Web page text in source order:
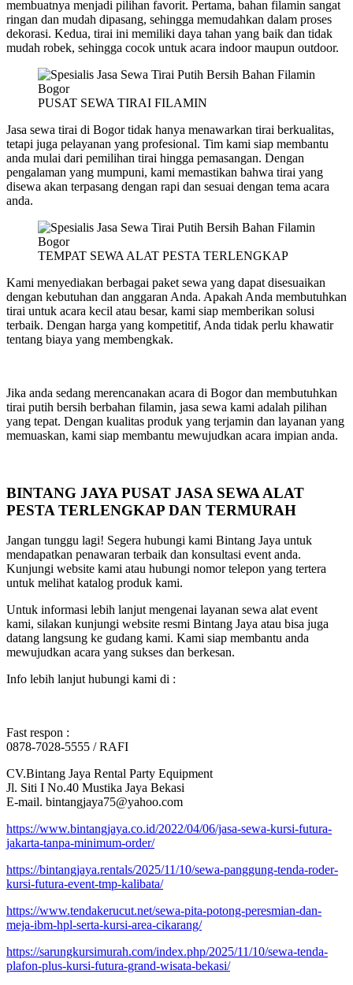
membuatnya menjadi pilihan favorit. Pertama, bahan filamin sangat
ringan dan mudah dipasang, sehingga memudahkan dalam proses
dekorasi. Kedua, tirai ini memiliki daya tahan yang baik dan tidak
mudah robek, sehingga cocok untuk acara indoor maupun outdoor.
PUSAT SEWA TIRAI FILAMIN
Jasa sewa tirai di Bogor tidak hanya menawarkan tirai berkualitas,
tetapi juga pelayanan yang profesional. Tim kami siap membantu
anda mulai dari pemilihan tirai hingga pemasangan. Dengan
pengalaman yang mumpuni, kami memastikan bahwa tirai yang
disewa akan terpasang dengan rapi dan sesuai dengan tema acara
anda.
TEMPAT SEWA ALAT PESTA TERLENGKAP
Kami menyediakan berbagai paket sewa yang dapat disesuaikan
dengan kebutuhan dan anggaran Anda. Apakah Anda membutuhkan
tirai untuk acara kecil atau besar, kami siap memberikan solusi
terbaik. Dengan harga yang kompetitif, Anda tidak perlu khawatir
tentang biaya yang membengkak.
Jika anda sedang merencanakan acara di Bogor dan membutuhkan
tirai putih bersih berbahan filamin, jasa sewa kami adalah pilihan
yang tepat. Dengan kualitas produk yang terjamin dan layanan yang
memuaskan, kami siap membantu mewujudkan acara impian anda.
BINTANG JAYA PUSAT JASA SEWA ALAT
PESTA TERLENGKAP DAN TERMURAH
Jangan tunggu lagi! Segera hubungi kami Bintang Jaya untuk
mendapatkan penawaran terbaik dan konsultasi event anda.
Kunjungi website kami atau hubungi nomor telepon yang tertera
untuk melihat katalog produk kami.
Untuk informasi lebih lanjut mengenai layanan sewa alat event
kami, silakan kunjungi website resmi Bintang Jaya atau bisa juga
datang langsung ke gudang kami. Kami siap membantu anda
mewujudkan acara yang sukses dan berkesan.
Info lebih lanjut hubungi kami di :
Fast respon :
0878-7028-5555 / RAFI
CV.Bintang Jaya Rental Party Equipment
Jl. Siti I No.40 Mustika Jaya Bekasi
E-mail. bintangjaya75@yahoo.com
https://www.bintangjaya.co.id/2022/04/06/jasa-sewa-kursi-futura-
jakarta-tanpa-minimum-order/
https://bintangjaya.rentals/2025/11/10/sewa-panggung-tenda-roder-
kursi-futura-event-tmp-kalibata/
https://www.tendakerucut.net/sewa-pita-potong-peresmian-dan-
meja-ibm-hpl-serta-kursi-area-cikarang/
https://sarungkursimurah.com/index.php/2025/11/10/sewa-tenda-
plafon-plus-kursi-futura-grand-wisata-bekasi/